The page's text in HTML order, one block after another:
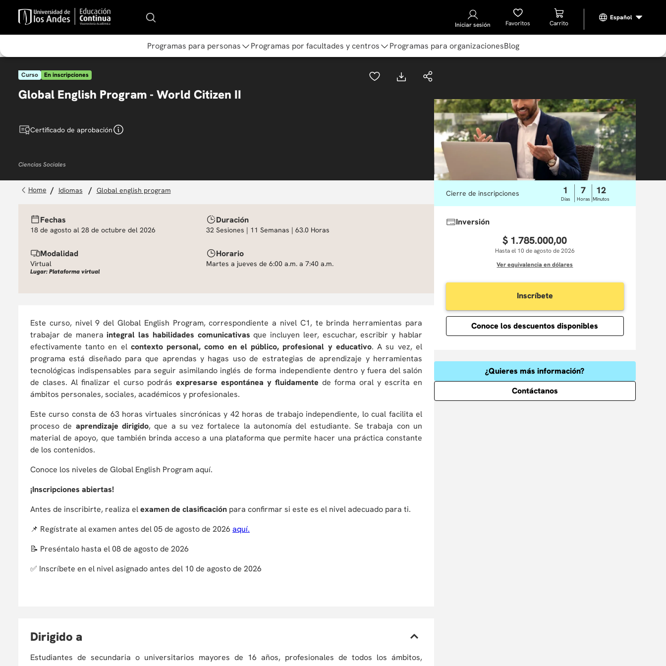
Iniciar sesión Favoritos
Programas para personas Programas por facultades y centros Programas para organizacionesBlog
Curso En inscripciones
Global English Program - World Citizen II
Certificado de aprobación
Ciencias Sociales
idiomas global english program
Fechas
18 de agosto al 28 de octubre del 2026
Duración
32 Sesiones | 11 Semanas | 63.0 Horas
Modalidad
Virtual
Lugar: Plataforma virtual
Horario
Martes a jueves de 6:00 a.m. a 7:40 a.m.
Este curso, nivel 9 del Global English Program, correspondiente a nivel C1, te brinda herramientas para
trabajar de manera integral las habilidades comunicativas que incluyen leer, escuchar, escribir y hablar
efectivamente tanto en el contexto personal, como en el público, profesional y educativo. A su vez, el
programa está diseñado para que aprendas y hagas uso de estrategias de aprendizaje y herramientas
tecnológicas indispensables para seguir asimilando inglés de forma independiente dentro y fuera del salón
de clases. Al finalizar el curso podrás expresarse espontánea y fluidamente de forma oral y escrita en
ámbitos personales, sociales, académicos y profesionales.
Este curso consta de 63 horas virtuales sincrónicas y 42 horas de trabajo independiente, lo cual facilita el
proceso de aprendizaje dirigido, que a su vez fortalece la autonomía del estudiante. Se trabaja con un
material de apoyo, que también brinda acceso a una plataforma que permite hacer una práctica constante
de los contenidos.
Conoce los niveles de Global English Program aquí.
¡Inscripciones abiertas!
Antes de inscribirte, realiza elexamen de clasificación para confirmar si este es el nivel adecuado para ti.
📌 Regístrate al examen antes del 05 de agosto de 2026 aquí.
📝 Preséntalo hasta el 08 de agosto de 2026
✅ Inscríbete en el nivel asignado antes del 10 de agosto de 2026
Dirigido a
Estudiantes de secundaria o universitarios mayores de 16 años, profesionales de todos los ámbitos,
Cierre de inscripciones 1
Días
7
Horas
12
Minutos
Inversión
$ 1.785.000,00
Hasta el 10 de agosto de 2026
Ver equivalencia en dólares
Inscríbete
Conoce los descuentos disponibles
¿Quieres más información?
Contáctanos